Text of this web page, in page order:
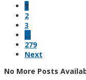
1
2
3
…
279
Next
No More Posts